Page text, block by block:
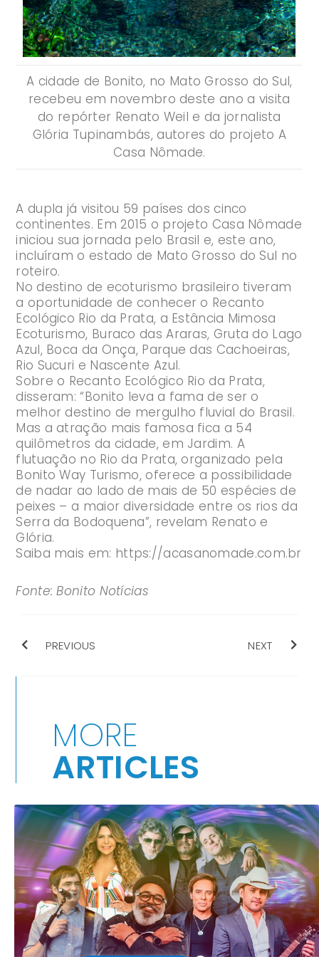
A cidade de Bonito, no Mato Grosso do Sul,
recebeu em novembro deste ano a visita
do repórter Renato Weil e da jornalista
Glória Tupinambás, autores do projeto A
Casa Nômade.
A dupla já visitou 59 países dos cinco
continentes. Em 2015 o projeto Casa Nômade
iniciou sua jornada pelo Brasil e, este ano,
incluíram o estado de Mato Grosso do Sul no
roteiro.
No destino de ecoturismo brasileiro tiveram
a oportunidade de conhecer o Recanto
Ecológico Rio da Prata, a Estância Mimosa
Ecoturismo, Buraco das Araras, Gruta do Lago
Azul, Boca da Onça, Parque das Cachoeiras,
Rio Sucuri e Nascente Azul.
Sobre o Recanto Ecológico Rio da Prata,
disseram: “Bonito leva a fama de ser o
melhor destino de mergulho fluvial do Brasil.
Mas a atração mais famosa fica a 54
quilômetros da cidade, em Jardim. A
flutuação no Rio da Prata, organizado pela
Bonito Way Turismo, oferece a possibilidade
de nadar ao lado de mais de 50 espécies de
peixes – a maior diversidade entre os rios da
Serra da Bodoquena”, revelam Renato e
Glória.
Saiba mais em: https://acasanomade.com.br
Fonte: Bonito Notícias
PREVIOUS NEXT
MORE
ARTICLES